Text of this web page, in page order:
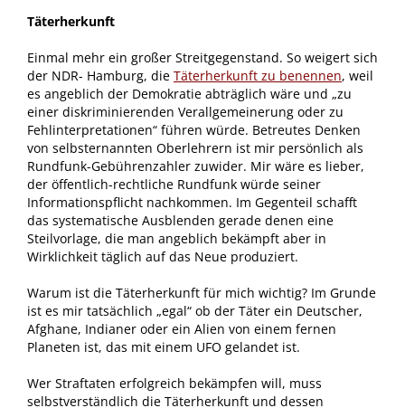
Täterherkunft
Einmal mehr ein großer Streitgegenstand. So weigert sich
der NDR- Hamburg, die Täterherkunft zu benennen, weil
es angeblich der Demokratie abträglich wäre und „zu
einer diskriminierenden Verallgemeinerung oder zu
Fehlinterpretationen“ führen würde. Betreutes Denken
von selbsternannten Oberlehrern ist mir persönlich als
Rundfunk-Gebührenzahler zuwider. Mir wäre es lieber,
der öffentlich-rechtliche Rundfunk würde seiner
Informationspflicht nachkommen. Im Gegenteil schafft
das systematische Ausblenden gerade denen eine
Steilvorlage, die man angeblich bekämpft aber in
Wirklichkeit täglich auf das Neue produziert.
Warum ist die Täterherkunft für mich wichtig? Im Grunde
ist es mir tatsächlich „egal“ ob der Täter ein Deutscher,
Afghane, Indianer oder ein Alien von einem fernen
Planeten ist, das mit einem UFO gelandet ist.
Wer Straftaten erfolgreich bekämpfen will, muss
selbstverständlich die Täterherkunft und dessen